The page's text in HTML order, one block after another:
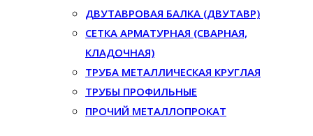
ДВУТАВРОВАЯ БАЛКА (ДВУТАВР)
СЕТКА АРМАТУРНАЯ (СВАРНАЯ,
КЛАДОЧНАЯ)
ТРУБА МЕТАЛЛИЧЕСКАЯ КРУГЛАЯ
ТРУБЫ ПРОФИЛЬНЫЕ
ПРОЧИЙ МЕТАЛЛОПРОКАТ